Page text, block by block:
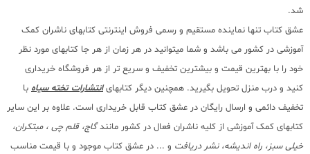
شد.
عشق کتاب تنها نماینده مستقیم و رسمی فروش اینترنتی کتابهای ناشران کمک
آموزشی در کشور می باشد و شما میتوانید در هر زمان از هر جا کتابهای مورد نظر
خود را با بهترین قیمت و بیشترین تخفیف و سریع تر از هر فروشگاه خریداری
کنید و درب منزل تحویل بگیرید. همچنین دیگر کتابهایانتشارات تخته سیاه با
تخفیف دائمی و ارسال رایگان در عشق کتاب قابل خریداری است. علاوه بر این سایر
کتابهای کمک آموزشی از کلیه ناشران فعال در کشور مانندگاج، قلم چی ، مبتکران،
خیلی سبز، راه اندیشه، نشر دریافت و ... در عشق کتاب موجود و با قیمت مناسب